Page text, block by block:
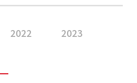
2022 2023